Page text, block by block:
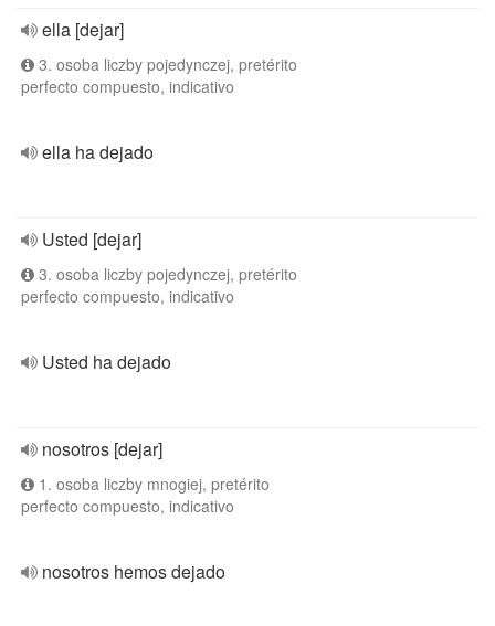
ella [dejar]
3. osoba liczby pojedynczej, pretérito
perfecto compuesto, indicativo
ella ha dejado
Usted [dejar]
3. osoba liczby pojedynczej, pretérito
perfecto compuesto, indicativo
Usted ha dejado
nosotros [dejar]
1. osoba liczby mnogiej, pretérito
perfecto compuesto, indicativo
nosotros hemos dejado